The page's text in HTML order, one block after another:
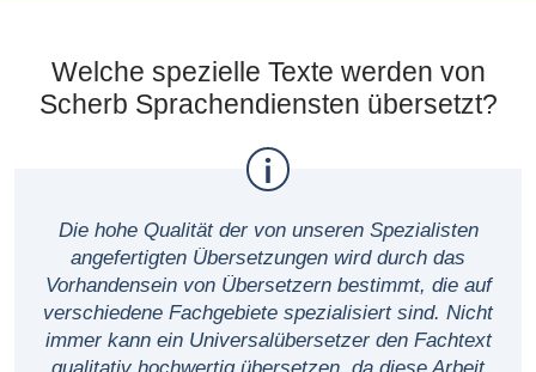
Welche spezielle Texte werden von
Scherb Sprachendiensten übersetzt?
Die hohe Qualität der von unseren Spezialisten
angefertigten Übersetzungen wird durch das
Vorhandensein von Übersetzern bestimmt, die auf
verschiedene Fachgebiete spezialisiert sind. Nicht
immer kann ein Universalübersetzer den Fachtext